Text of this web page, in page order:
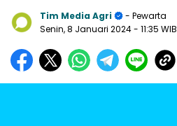
Tim Media Agri
- Pewarta
Senin, 8 Januari 2024- 11:35 WIB